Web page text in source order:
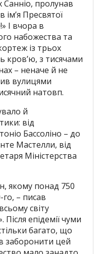
пролунав
ім’я Пресвятої
І вчора в
набожества та
із трьох
кров’ю, з тисячами
– неначе й не
вулицями
натовп.
й
від
Бассоліно – до
Мастелли, від
Міністерства
якому понад 750
– писав
світу
епідемії чуми
багато, що
заборонити цей